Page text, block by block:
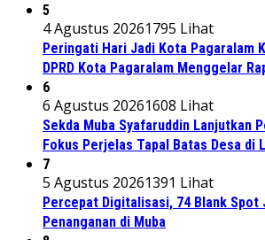
5
4 Agustus 20261795 Lihat
Peringati Hari Jadi Kota Pagaralam
DPRD Kota Pagaralam Menggelar
6
6 Agustus 20261608 Lihat
Sekda Muba Syafaruddin Lanjutkan
Fokus Perjelas Tapal Batas Desa di
7
5 Agustus 20261391 Lihat
Percepat Digitalisasi, 74 Blank Spot
Penanganan di Muba